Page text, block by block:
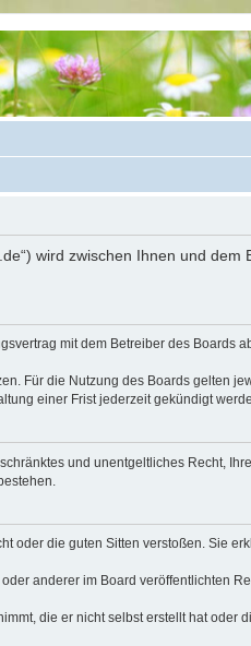
wird zwischen Ihnen und
mit dem Betreiber des Boards
Für die Nutzung des Boards gelten
einer Frist jederzeit gekündigt
und unentgeltliches Recht,
die guten Sitten verstoßen. Sie
anderer im Board veröffentlichten
die er nicht selbst erstellt hat oder